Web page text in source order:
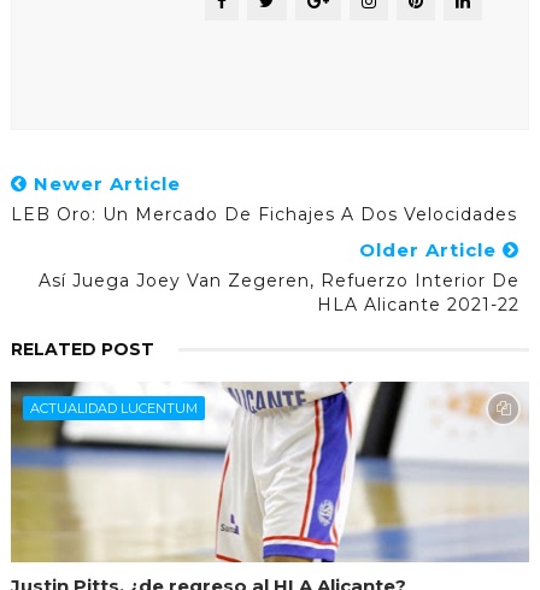
Newer Article
LEB Oro: Un Mercado De Fichajes A Dos Velocidades
Older Article
Así Juega Joey Van Zegeren, Refuerzo Interior De
HLA Alicante 2021-22
RELATED POST
ACTUALIDAD LUCENTUM
Justin Pitts, ¿de regreso al HLA Alicante?